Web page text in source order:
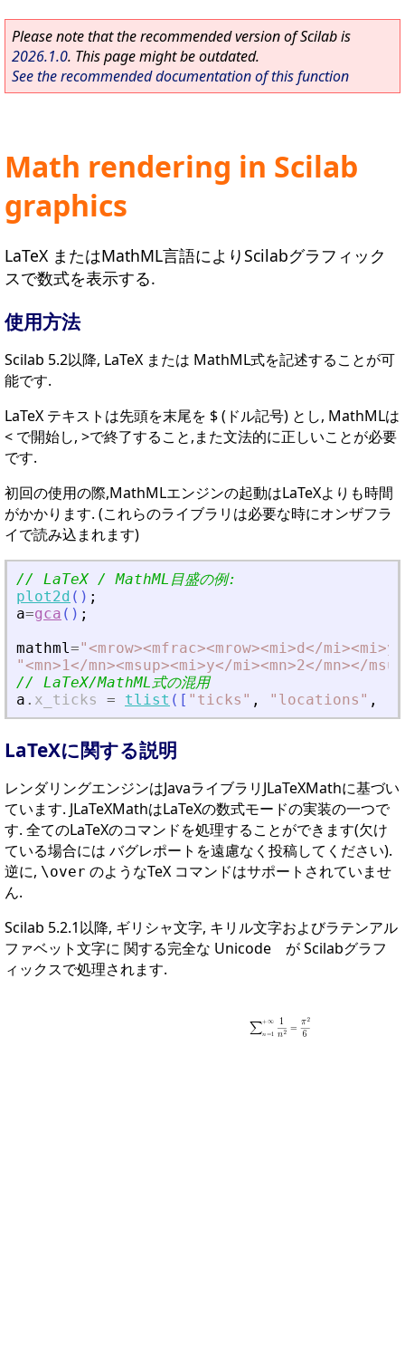
Please note that the recommended version of Scilab is
2026.1.0. This page might be outdated.
See the recommended documentation of this function
Math rendering in Scilab
graphics
LaTeX またはMathML言語によりScilabグラフィック
スで数式を表示する.
使用方法
Scilab 5.2以降, LaTeX または MathML式を記述することが可
能です.
LaTeX テキストは先頭を末尾を $ (ドル記号) とし, MathMLは
< で開始し, >で終了すること,また文法的に正しいことが必要
です.
初回の使用の際,MathMLエンジンの起動はLaTeXよりも時間
がかかります. (これらのライブラリは必要な時にオンザフラ
イで読み込まれます)
// LaTeX / MathML目盛の例:
plot2d ( ) ;
a=gca ( ) ;
mathml ="<mrow><mfrac><mrow><mi >d</mi ><mi >y
"<mn>1 </mn><msup><mi >y</mi ><mn>2</mn></msup
// LaTeX/MathML式の混用
a . x_ticks = tlist ( [ " ticks " , " locations " ,
LaTeXに関する説明
レンダリングエンジンはJavaライブラリJLaTeXMathに基づい
ています. JLaTeXMathはLaTeXの数式モードの実装の一つで
す. 全てのLaTeXのコマンドを処理することができます(欠け
ている場合には バグレポートを遠慮なく投稿してください).
逆に, \over のようなTeX コマンドはサポートされていませ
ん.
Scilab 5.2.1以降, ギリシャ文字, キリル文字およびラテンアル
ファベット文字に 関する完全な Unicode が Scilabグラフ
ィックスで処理されます.